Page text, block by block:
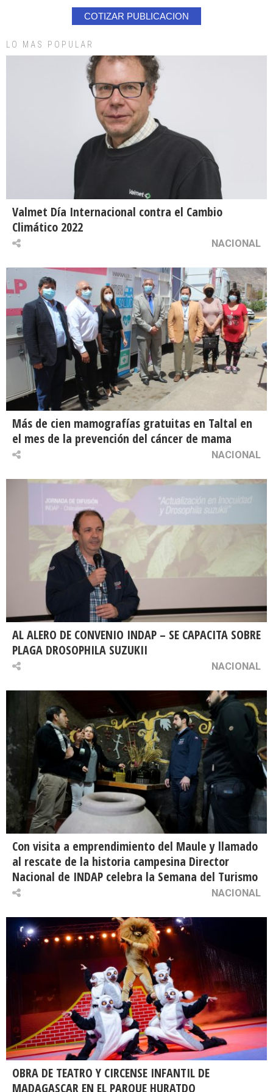
COTIZAR PUBLICACION
LO MAS POPULAR
Valmet Día Internacional contra el Cambio
Climático 2022
NACIONAL
Más de cien mamografías gratuitas en Taltal en
el mes de la prevención del cáncer de mama
NACIONAL
AL ALERO DE CONVENIO INDAP – SE CAPACITA SOBRE
PLAGA DROSOPHILA SUZUKII
NACIONAL
Con visita a emprendimiento del Maule y llamado
al rescate de la historia campesina Director
Nacional de INDAP celebra la Semana del Turismo
NACIONAL
OBRA DE TEATRO Y CIRCENSE INFANTIL DE
MADAGASCAR EN EL PARQUE HURATDO